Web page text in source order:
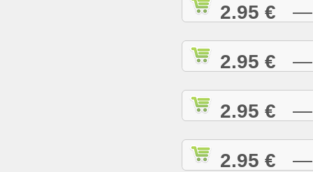
2.95 € —
2.95 € —
2.95 € —
2.95 € —